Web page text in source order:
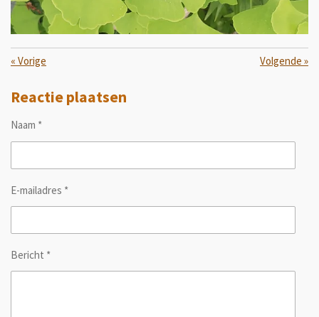
« Vorige Volgende »
Reactie plaatsen
Naam *
E-mailadres *
Bericht *